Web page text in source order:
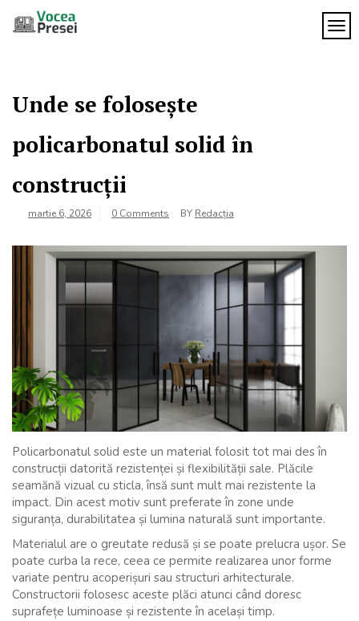
Unde se folosește
policarbonatul solid în
construcții
martie 6, 2026 0 Comments BY Redacția
Policarbonatul solid este un material folosit tot mai des în
construcții datorită rezistenței și flexibilității sale. Plăcile
seamănă vizual cu sticla, însă sunt mult mai rezistente la
impact. Din acest motiv sunt preferate în zone unde
siguranța, durabilitatea și lumina naturală sunt importante.
Materialul are o greutate redusă și se poate prelucra ușor. Se
poate curba la rece, ceea ce permite realizarea unor forme
variate pentru acoperișuri sau structuri arhitecturale.
Constructorii folosesc aceste plăci atunci când doresc
suprafețe luminoase și rezistente în același timp.